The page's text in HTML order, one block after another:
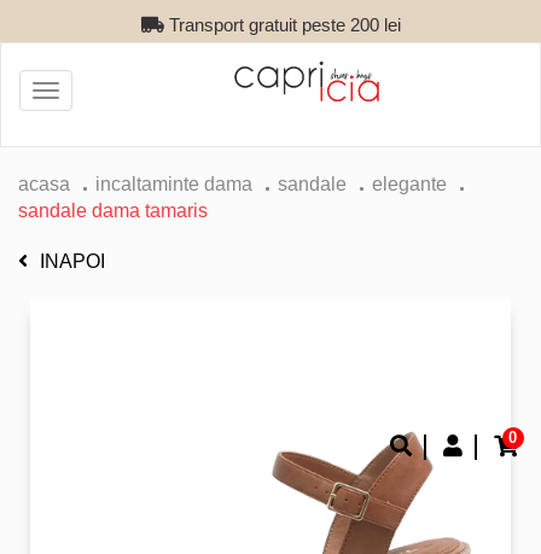
Transport gratuit peste 200 lei
0
Toggle
navigation
acasa incaltaminte dama sandale
elegante
sandale dama tamaris
INAPOI